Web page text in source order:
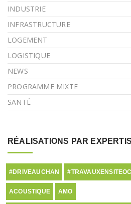
INDUSTRIE
INFRASTRUCTURE
LOGEMENT
LOGISTIQUE
NEWS
PROGRAMME MIXTE
SANTÉ
RÉALISATIONS PAR
#DRIVEAUCHAN
ACOUSTIQUE AMO